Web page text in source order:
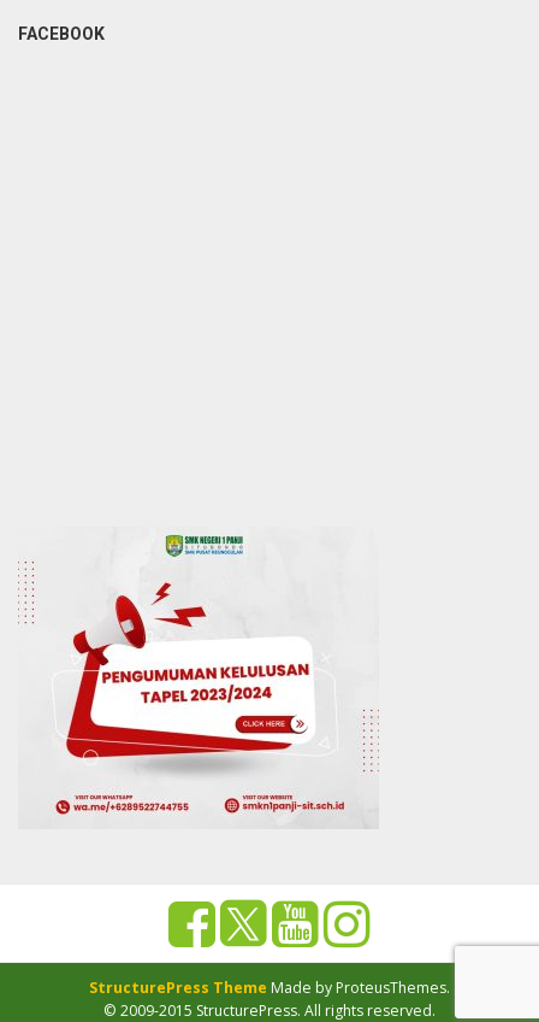
FACEBOOK
StructurePress Theme Made by ProteusThemes.
© 2009-2015 StructurePress. All rights reserved.